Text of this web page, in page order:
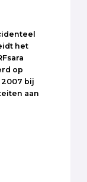
het
op
bij
aan